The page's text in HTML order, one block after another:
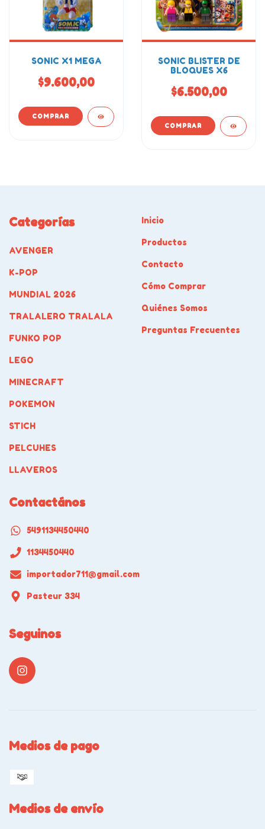
SONIC X1 MEGA
$9.600,00
SONIC BLISTER DE
BLOQUES X6
$6.500,00
Categorías
AVENGER
K-POP
MUNDIAL 2026
TRALALERO TRALALA
FUNKO POP
LEGO
MINECRAFT
POKEMON
STICH
PELCUHES
LLAVEROS
Inicio
Productos
Contacto
Cómo Comprar
Quiénes Somos
Preguntas Frecuentes
Contactános
5491134450440
1134450440
importador711@gmail.com
Pasteur 334
Seguinos
Medios de pago
Medios de envío